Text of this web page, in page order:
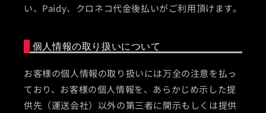
い、Paidy、クロネコ代金後払いがご利用頂けます。
個人情報の取り扱いについて
お客様の個人情報の取り扱いには万全の注意を払っ
ており、お客様の個人情報を、あらかじめ示した提
供先（運送会社）以外の第三者に開示もしくは提供